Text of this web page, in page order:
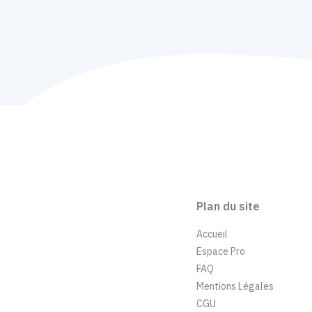
Plan du site
Accueil
Espace Pro
FAQ
Mentions Légales
CGU